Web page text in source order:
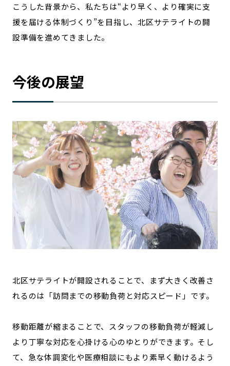
こうした背景から、私たちは“より早く、より確実に支
援を届ける体制づくり”を目指し、北区サテライトの開
設準備を進めてきました。
今後の展望
北区サテライトが開設されることで、まず大きく改善さ
れるのは「訪問までの移動負荷と対応スピード」です。
移動距離が縮まることで、スタッフの移動負荷が軽減し
より丁寧な対応を心掛ける心のゆとりができます。そし
て、急な体調変化や医療相談にもより素早く動けるよう